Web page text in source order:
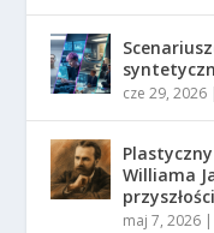
cze 29, 2026
Williama
przyszłości
maj 7, 2026 |